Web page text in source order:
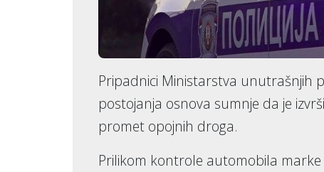
Pripadnici Ministarstva unutrašnjih
postojanja osnova sumnje da je
promet opojnih droga.
Prilikom kontrole automobila